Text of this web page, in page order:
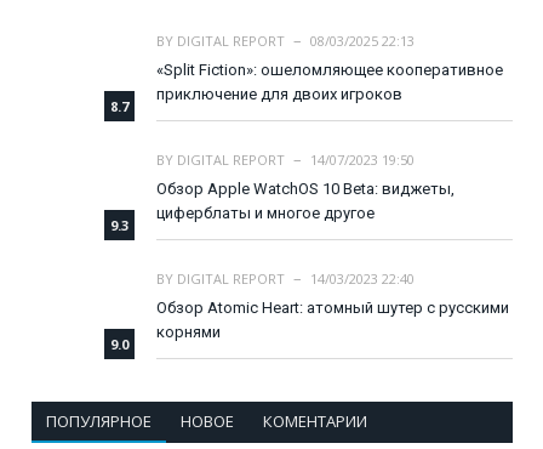
8.7
BY DIGITAL REPORT
08/03/2025 22:13
«Split Fiction»: ошеломляющее кооперативное
приключение для двоих игроков
9.3
BY DIGITAL REPORT
14/07/2023 19:50
Обзор Apple WatchOS 10 Beta: виджеты,
циферблаты и многое другое
9.0
BY DIGITAL REPORT
14/03/2023 22:40
Обзор Atomic Heart: атомный шутер с русскими
корнями
ПОПУЛЯРНОЕ НОВОЕ КОМЕНТАРИИ